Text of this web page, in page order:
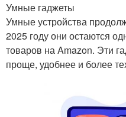
Умные гаджеты
Умные устройства
2025 году они остаются
товаров на Amazon. Эти
проще, удобнее и более